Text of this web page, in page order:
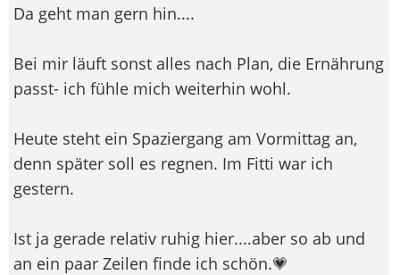
Da geht man gern hin....
Bei mir läuft sonst alles nach Plan, die Ernährung
passt- ich fühle mich weiterhin wohl.
Heute steht ein Spaziergang am Vormittag an,
denn später soll es regnen. Im Fitti war ich
gestern.
Ist ja gerade relativ ruhig hier....aber so ab und
an ein paar Zeilen finde ich schön.💗